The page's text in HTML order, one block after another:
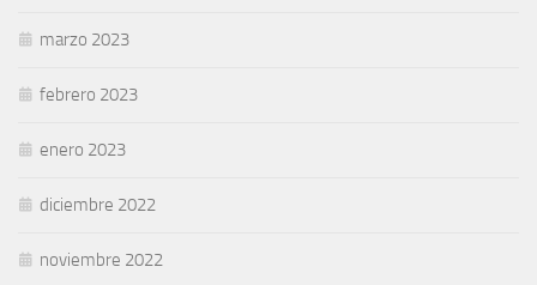
marzo 2023
febrero 2023
enero 2023
diciembre 2022
noviembre 2022